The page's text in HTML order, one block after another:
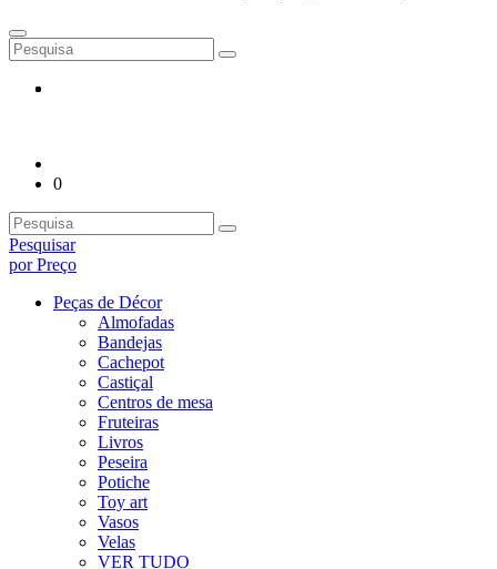
0
Pesquisar
por Preço
Peças de Décor
Almofadas
Bandejas
Cachepot
Castiçal
Centros de mesa
Fruteiras
Livros
Peseira
Potiche
Toy art
Vasos
Velas
VER TUDO